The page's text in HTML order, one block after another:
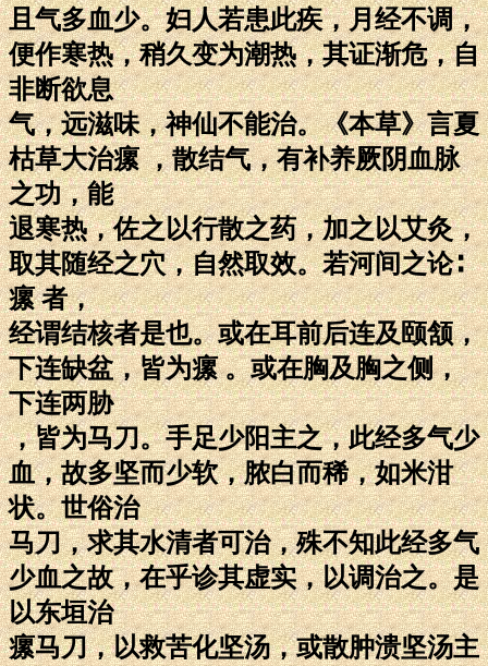
且气多血少。妇人若患此疾，月经不调，
便作寒热，稍久变为潮热，其证渐危，自
非断欲息
气，远滋味，神仙不能治。《本草》言夏
枯草大治瘰 ，散结气，有补养厥阴血脉
之功，能
退寒热，佐之以行散之药，加之以艾灸，
取其随经之穴，自然取效。若河间之论∶
瘰 者，
经谓结核者是也。或在耳前后连及颐颔，
下连缺盆，皆为瘰 。或在胸及胸之侧，
下连两胁
，皆为马刀。手足少阳主之，此经多气少
血，故多坚而少软，脓白而稀，如米泔
状。世俗治
马刀，求其水清者可治，殊不知此经多气
少血之故，在乎诊其虚实，以调治之。是
以东垣治
瘰马刀，以救苦化坚汤，或散肿溃坚汤主